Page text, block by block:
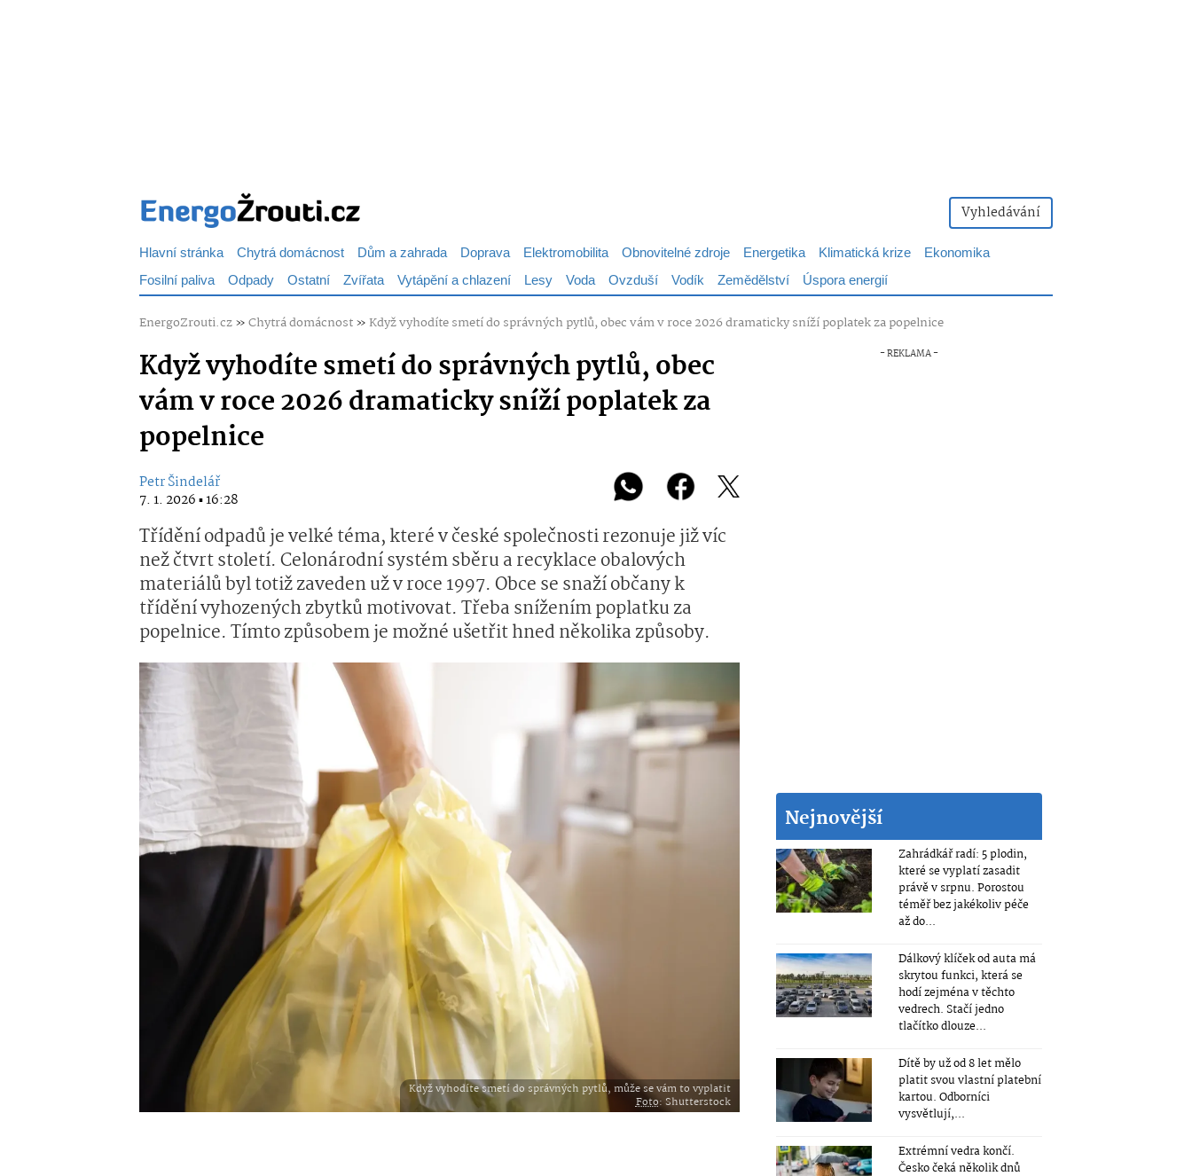
Vyhledávání
Hlavní stránka Chytrá domácnost Dům a zahrada Doprava Elektromobilita Obnovitelné zdroje Energetika Klimatická krize
Ekonomika
Fosilní paliva Odpady Ostatní Zvířata Vytápění a chlazení Lesy Voda Ovzduší Vodík Zemědělství Úspora energií
EnergoZrouti.cz»Chytrá domácnost»Když vyhodíte smetí do správných pytlů, obec vám v roce 2026 dramaticky sníží poplatek za popelnice
Když vyhodíte smetí do správných pytlů, obec
vám v roce 2026 dramaticky sníží poplatek za
popelnice
Petr Šindelář
7. 1. 2026 ▪ 16:28
Třídění odpadů je velké téma, které v české společnosti rezonuje již víc
než čtvrt století. Celonárodní systém sběru a recyklace obalových
materiálů byl totiž zaveden už v roce 1997. Obce se snaží občany k
třídění vyhozených zbytků motivovat. Třeba snížením poplatku za
popelnice. Tímto způsobem je možné ušetřit hned několika způsoby.
Když vyhodíte smetí do správných pytlů, může se vám to vyplatit
Foto: Shutterstock
Nejnovější
Zahrádkář radí: 5 plodin,
které se vyplatí zasadit
právě v srpnu. Porostou
téměř bez jakékoliv péče
až do...
Dálkový klíček od auta má
skrytou funkci, která se
hodí zejména v těchto
vedrech. Stačí jedno
tlačítko dlouze...
Dítě by už od 8 let mělo
platit svou vlastní platební
kartou. Odborníci
vysvětlují,...
Extrémní vedra končí.
Česko čeká několik dnů